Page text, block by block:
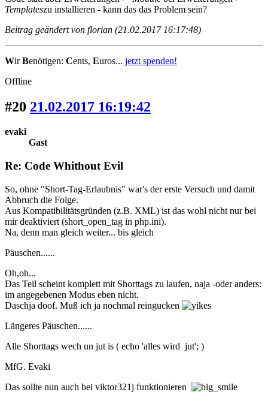
Templateszu installieren - kann das das Problem sein?
Beitrag geändert von florian (21.02.2017 16:17:48)
WirBenötigen: Cents, Euros... jetzt spenden!
Offline
#20 21.02.2017 16:19:42
evaki
Gast
Re: Code Whithout Evil
So, ohne "Short-Tag-Erlaubnis" war's der erste Versuch und damit
Abbruch die Folge.
Aus Kompatibilitätsgründen (z.B. XML) ist das wohl nicht nur bei
mir deaktiviert (short_open_tag in php.ini).
Na, denn man gleich weiter... bis gleich
Päuschen......
Oh,oh...
Das Teil scheint komplett mit Shorttags zu laufen, naja -oder anders:
im angegebenen Modus eben nicht.
Daschja doof. Muß ich ja nochmal reingucken
Längeres Päuschen......
Alle Shorttags wech un jut is ( echo 'alles wird jut'; )
MfG. Evaki
Das sollte nun auch bei viktor321j funktionieren